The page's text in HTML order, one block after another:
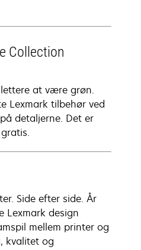
Collection
at være grøn.
Lexmark tilbehør ved
detaljerne. Det er
Side efter side. År
Lexmark design
mellem printer og
kvalitet og